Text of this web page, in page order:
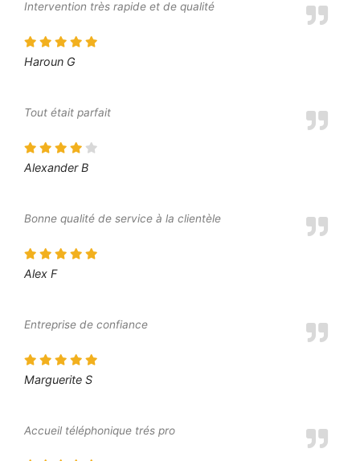
Intervention très rapide et de qualité
Haroun G
Tout était parfait
Alexander B
Bonne qualité de service à la clientèle
Alex F
Entreprise de confiance
Marguerite S
Accueil téléphonique trés pro